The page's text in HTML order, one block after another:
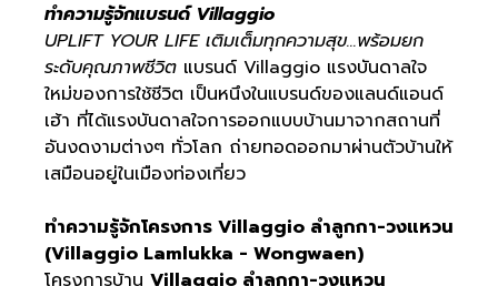
ทำความรู้จักแบรนด์ Villaggio
UPLIFT YOUR LIFE เติมเต็มทุกความสุข...พร้อมยก
ระดับคุณภาพชีวิต แบรนด์ Villaggio แรงบันดาลใจ
ใหม่ของการใช้ชีวิต เป็นหนึงในแบรนด์ของแลนด์แอนด์
เฮ้า ที่ได้แรงบันดาลใจการออกแบบบ้านมาจากสถานที่
อันงดงามต่างๆ ทั่วโลก ถ่ายทอดออกมาผ่านตัวบ้านให้
เสมือนอยู่ในเมืองท่องเที่ยว
ทำความรู้จักโครงการ Villaggio ลำลูกกา-วงแหวน
(Villaggio Lamlukka - Wongwaen)
โครงการบ้าน Villaggio ลำลูกกา-วงแหวน